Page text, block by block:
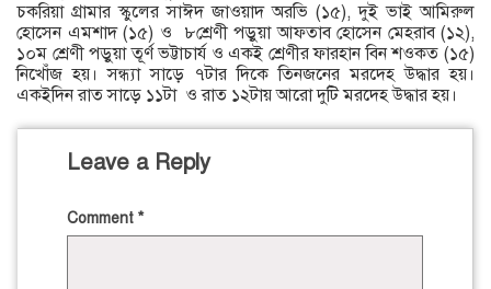
চকরিয়া গ্রামার স্কুলের সাঈদ জাওয়াদ অরভি (১৫), দুই ভাই আমিরুল
হোসেন এমশাদ (১৫) ও ৮শ্রেণী পড়ুয়া আফতাব হোসেন মেহরাব (১২),
১০ম শ্রেণী পড়ুয়া তূর্ণ ভট্টাচার্য ও একই শ্রেণীর ফারহান বিন শওকত (১৫)
নিখোঁজ হয়। সন্ধ্যা সাড়ে ৭টার দিকে তিনজনের মরদেহ উদ্ধার হয়।
একইদিন রাত সাড়ে ১১টা ও রাত ১২টায় আরো দুটি মরদেহ উদ্ধার হয়।
Leave a Reply
Comment *